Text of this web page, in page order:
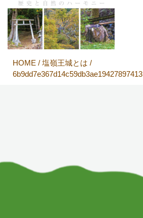
HOME / 塩嶺王城とは /
6b9dd7e367d14c59db3ae19427897413